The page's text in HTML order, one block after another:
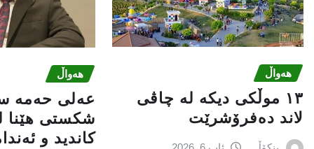
هەواڵ
١٣ موڵکی دیکە لە چاڤی
لاند دەفرۆشرێت
هەواڵ
عه‌لی‌ حه‌مه‌
شكستی‌ هێنا
كاندید و